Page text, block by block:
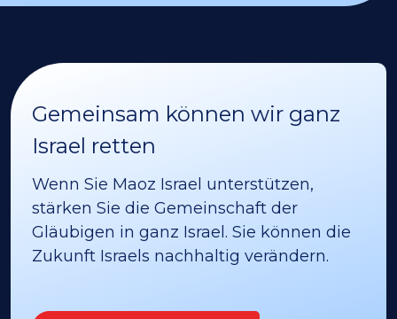
Gemeinsam können wir ganz
Israel retten
Wenn Sie Maoz Israel unterstützen,
stärken Sie die Gemeinschaft der
Gläubigen in ganz Israel. Sie können die
Zukunft Israels nachhaltig verändern.